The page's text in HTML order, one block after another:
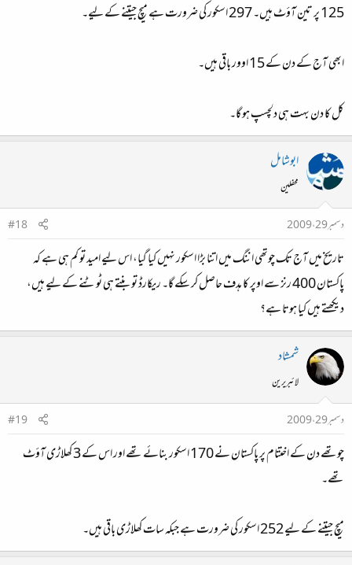
125 پر تین آؤٹ‌ ہیں۔ 297 اسکور کی ضرورت ہے میچ جیتنے کے لیے۔
ابھی آج کے دن کے 15 اوور باقی ہیں۔
کل کا دن بہت ہی دلچسپ ہو گا۔
ابوشامل
محفلین
دسمبر 29، 2009
#18
تاریخ میں آج تک چوتھی اننگ میں اتنا بڑا اسکور نہیں کیا گیا، اس لیے امید تو کم ہی ہے کہ
پاکستان 400 رنز سے اوپر کا ہدف حاصل کر سکے گا۔ ریکارڈ تو بنتے ہی ٹوٹنے کے لیے ہیں،
دیکھتے ہیں کیا ہوتا ہے؟
شمشاد
لائبریرین
دسمبر 29، 2009
#19
چوتھے دن کے اختتام پر پاکستان نے 170 اسکور بنائے تھے اور اس کے 3 کھلاڑی آؤٹ‌
تھے۔
میچ جیتنے کے لیے 252 اسکور کی ضرورت ہے جبکہ سات کھلاڑی باقی ہیں۔